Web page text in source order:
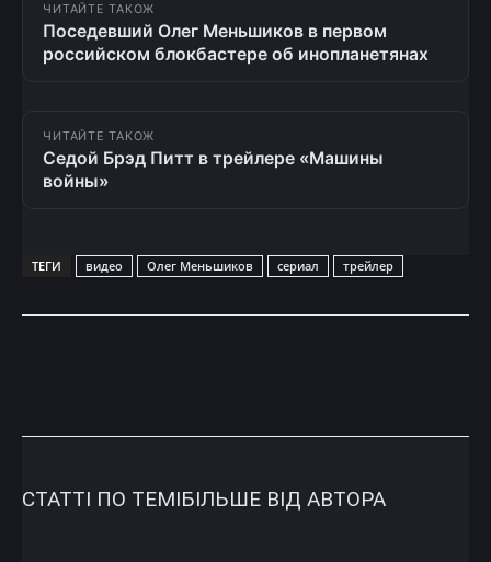
ЧИТАЙТЕ ТАКОЖ
Поседевший Олег Меньшиков в первом
российском блокбастере об инопланетянах
ЧИТАЙТЕ ТАКОЖ
Седой Брэд Питт в трейлере «Машины
войны»
ТЕГИ видео Олег Меньшиков сериал трейлер
СТАТТІ ПО ТЕМІБІЛЬШЕ ВІД АВТОРА